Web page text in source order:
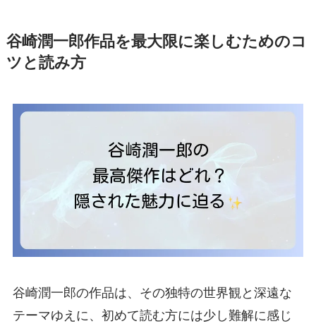
谷崎潤一郎作品を最大限に楽しむためのコ
ツと読み方
谷崎潤一郎の作品は、その独特の世界観と深遠な
テーマゆえに、初めて読む方には少し難解に感じ